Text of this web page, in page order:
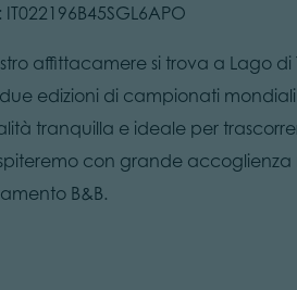
IT022196B45SGL6APO
affittacamere si trova a Lago
edizioni di campionati
tranquilla e ideale per
con grande
B&B.